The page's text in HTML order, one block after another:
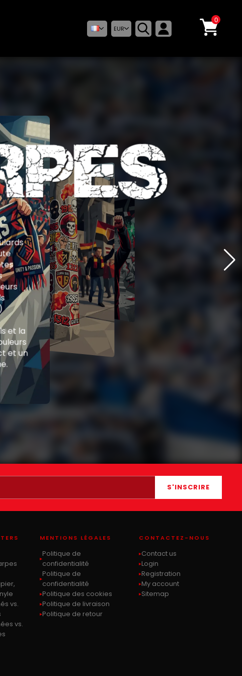
EUR
0
et la
et un
S'INSCRIRE
vs.
vs.
MENTIONS LÉGALES
Politique de
confidentialité
Politique de
confidentialité
Politique des cookies
Politique de livraison
Politique de retour
CONTACTEZ-NOUS
Contact us
Login
Registration
My account
Sitemap